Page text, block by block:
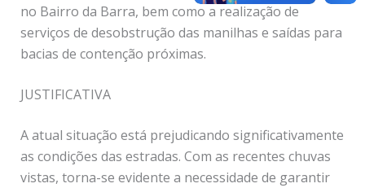
no Bairro da Barra, bem como a realização de
serviços de desobstrução das manilhas e saídas para
bacias de contenção próximas.
JUSTIFICATIVA
A atual situação está prejudicando significativamente
as condições das estradas. Com as recentes chuvas
vistas, torna-se evidente a necessidade de garantir